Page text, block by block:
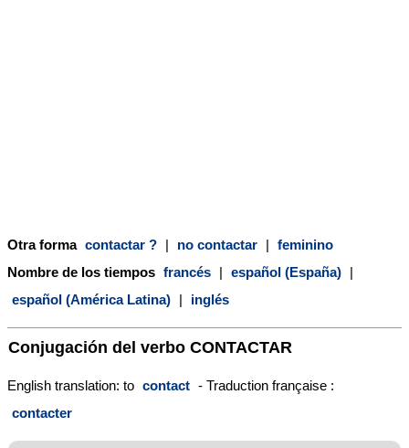
Otra forma contactar ? | no contactar | feminino
Nombre de los tiempos francés | español (España) |
español (América Latina) | inglés
Conjugación del verbo CONTACTAR
English translation: to contact - Traduction française :
contacter